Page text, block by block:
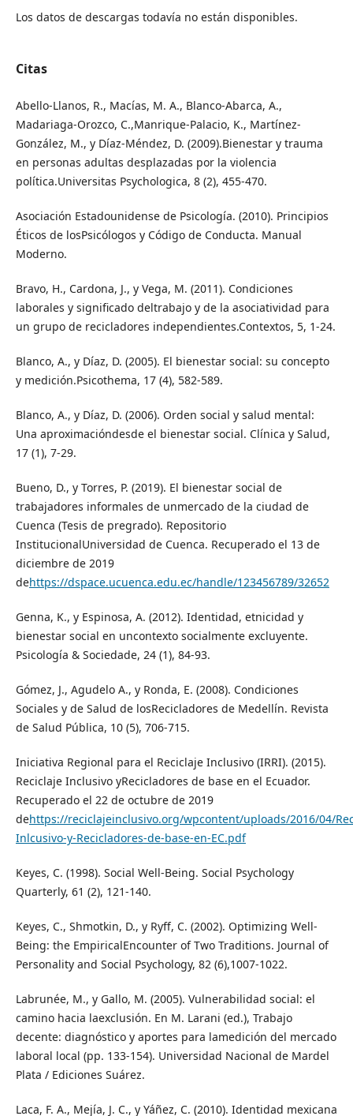
Los datos de descargas todavía no están disponibles.
Citas
Abello-Llanos, R., Macías, M. A., Blanco-Abarca, A.,
Madariaga-Orozco, C.,Manrique-Palacio, K., Martínez-
González, M., y Díaz-Méndez, D. (2009).Bienestar y trauma
en personas adultas desplazadas por la violencia
política.Universitas Psychologica, 8 (2), 455-470.
Asociación Estadounidense de Psicología. (2010). Principios
Éticos de losPsicólogos y Código de Conducta. Manual
Moderno.
Bravo, H., Cardona, J., y Vega, M. (2011). Condiciones
laborales y significado deltrabajo y de la asociatividad para
un grupo de recicladores independientes.Contextos, 5, 1-24.
Blanco, A., y Díaz, D. (2005). El bienestar social: su concepto
y medición.Psicothema, 17 (4), 582-589.
Blanco, A., y Díaz, D. (2006). Orden social y salud mental:
Una aproximacióndesde el bienestar social. Clínica y Salud,
17 (1), 7-29.
Bueno, D., y Torres, P. (2019). El bienestar social de
trabajadores informales de unmercado de la ciudad de
Cuenca (Tesis de pregrado). Repositorio
InstitucionalUniversidad de Cuenca. Recuperado el 13 de
diciembre de 2019
dehttps://dspace.ucuenca.edu.ec/handle/123456789/32652
Genna, K., y Espinosa, A. (2012). Identidad, etnicidad y
bienestar social en uncontexto socialmente excluyente.
Psicología & Sociedade, 24 (1), 84-93.
Gómez, J., Agudelo A., y Ronda, E. (2008). Condiciones
Sociales y de Salud de losRecicladores de Medellín. Revista
de Salud Pública, 10 (5), 706-715.
Iniciativa Regional para el Reciclaje Inclusivo (IRRI). (2015).
Reciclaje Inclusivo yRecicladores de base en el Ecuador.
Recuperado el 22 de octubre de 2019
dehttps://reciclajeinclusivo.org/wpcontent/uploads/2016/04/
Inlcusivo-y-Recicladores-de-base-en-EC.pdf
Keyes, C. (1998). Social Well-Being. Social Psychology
Quarterly, 61 (2), 121-140.
Keyes, C., Shmotkin, D., y Ryff, C. (2002). Optimizing Well-
Being: the EmpiricalEncounter of Two Traditions. Journal of
Personality and Social Psychology, 82 (6),1007-1022.
Labrunée, M., y Gallo, M. (2005). Vulnerabilidad social: el
camino hacia laexclusión. En M. Larani (ed.), Trabajo
decente: diagnóstico y aportes para lamedición del mercado
laboral local (pp. 133-154). Universidad Nacional de Mardel
Plata / Ediciones Suárez.
Laca, F. A., Mejía, J. C., y Yáñez, C. (2010). Identidad mexicana